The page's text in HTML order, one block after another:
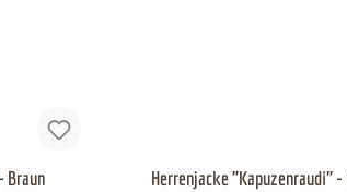
Braun Herrenjacke "Kapuzenraudi"